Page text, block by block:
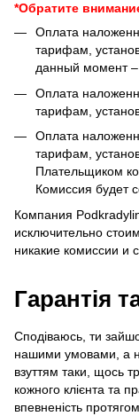
*Обратите
Оплата
тарифам,
данный момент –
Оплата
тарифам,
Оплата
тарифам,
Плательщиком
Комиссия будет
Компания
исключительно
никакие комиссии и
Гарантія
Сподіваюсь, ти
нашими умовами, а
взуттям таки, щось
кожного клієнта та
впевненість